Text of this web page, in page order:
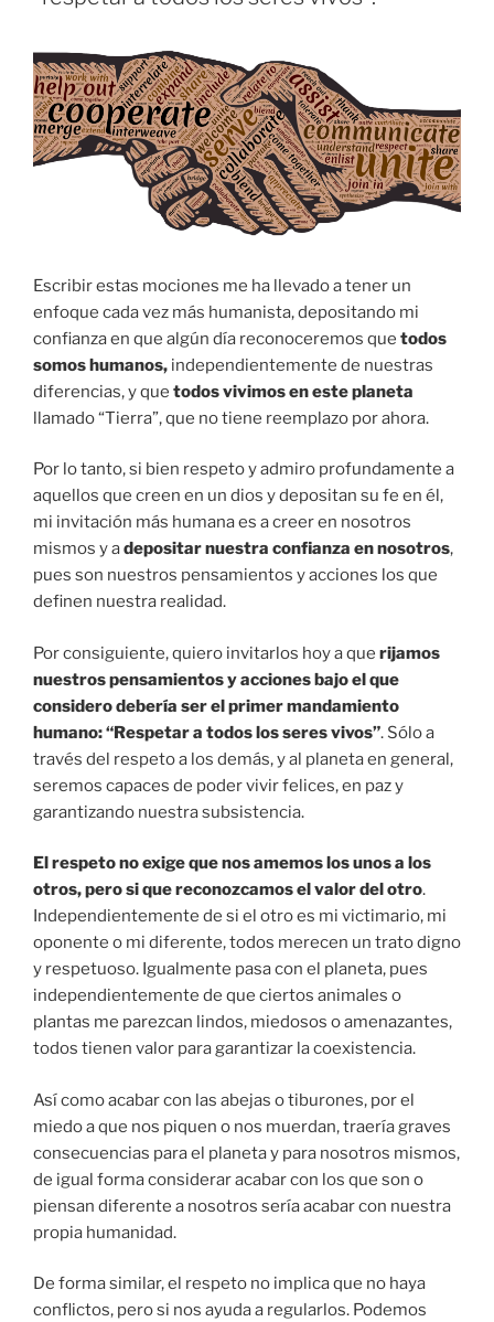
Escribir estas mociones me ha llevado a tener un
enfoque cada vez más humanista, depositando mi
confianza en que algún día reconoceremos que todos
somos humanos, independientemente de nuestras
diferencias, y que todos vivimos en este planeta
llamado “Tierra”, que no tiene reemplazo por ahora.
Por lo tanto, si bien respeto y admiro profundamente a
aquellos que creen en un dios y depositan su fe en él,
mi invitación más humana es a creer en nosotros
mismos y adepositar nuestra confianza en nosotros,
pues son nuestros pensamientos y acciones los que
definen nuestra realidad.
Por consiguiente, quiero invitarlos hoy a que rijamos
nuestros pensamientos y acciones bajo el que
considero debería ser el primer mandamiento
humano: “Respetar a todos los seres vivos”. Sólo a
través del respeto a los demás, y al planeta en general,
seremos capaces de poder vivir felices, en paz y
garantizando nuestra subsistencia.
El respeto no exige que nos amemos los unos a los
otros, pero si que reconozcamos el valor del otro.
Independientemente de si el otro es mi victimario, mi
oponente o mi diferente, todos merecen un trato digno
y respetuoso. Igualmente pasa con el planeta, pues
independientemente de que ciertos animales o
plantas me parezcan lindos, miedosos o amenazantes,
todos tienen valor para garantizar la coexistencia.
Así como acabar con las abejas o tiburones, por el
miedo a que nos piquen o nos muerdan, traería graves
consecuencias para el planeta y para nosotros mismos,
de igual forma considerar acabar con los que son o
piensan diferente a nosotros sería acabar con nuestra
propia humanidad.
De forma similar, el respeto no implica que no haya
conflictos, pero si nos ayuda a regularlos. Podemos